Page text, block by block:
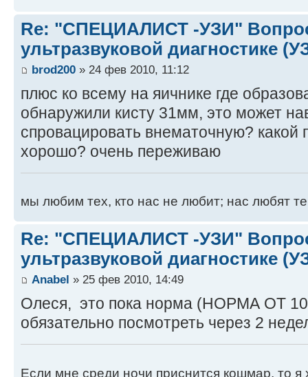
Re: "СПЕЦИАЛИСТ -УЗИ"
ультразвуковой диагностике
brod200 » 24 фев 2010, 11:12
плюс ко всему на яичнике где
обнаружили кисту 31мм, это может
спровацировать внематочную? какой
хорошо? очень переживаю
мы любим тех, кто нас не любит; нас любят
Re: "СПЕЦИАЛИСТ -УЗИ"
ультразвуковой диагностике
Anabel » 25 фев 2010, 14:49
Олеся, это пока норма (НОРМА ОТ
обязательно посмотреть через 2
Если мне среди ночи приснится кошмар, то я